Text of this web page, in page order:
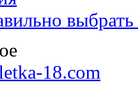
18.com